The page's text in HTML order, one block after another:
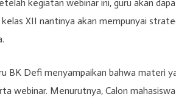
kegiatan webinar ini, guru akan
XII nantinya akan mempunyai
BK Defi menyampaikan bahwa materi
webinar. Menurutnya, Calon